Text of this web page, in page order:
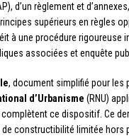
d’un règlement et
supérieurs en règles
à une procédure rigoureuse
associées et enquête
, document simplifié pour les
d’Urbanisme (RNU)
ce dispositif. Ce
constructibilité limitée hors